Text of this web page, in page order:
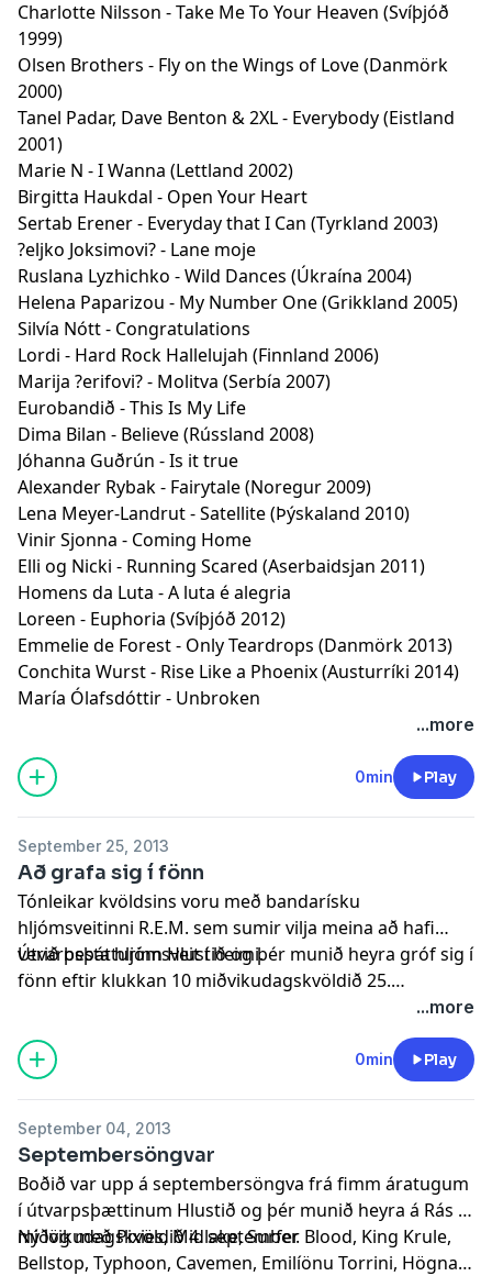
Charlotte Nilsson - Take Me To Your Heaven (Svíþjóð
1999)
Olsen Brothers - Fly on the Wings of Love (Danmörk
2000)
Tanel Padar, Dave Benton & 2XL - Everybody (Eistland
2001)
Marie N - I Wanna (Lettland 2002)
Birgitta Haukdal - Open Your Heart
Sertab Erener - Everyday that I Can (Tyrkland 2003)
?eljko Joksimovi? - Lane moje
Ruslana Lyzhichko - Wild Dances (Úkraína 2004)
Helena Paparizou - My Number One (Grikkland 2005)
Silvía Nótt - Congratulations
Lordi - Hard Rock Hallelujah (Finnland 2006)
Marija ?erifovi? - Molitva (Serbía 2007)
Eurobandið - This Is My Life
Dima Bilan - Believe (Rússland 2008)
Jóhanna Guðrún - Is it true
Alexander Rybak - Fairytale (Noregur 2009)
Lena Meyer-Landrut - Satellite (Þýskaland 2010)
Vinir Sjonna - Coming Home
Elli og Nicki - Running Scared (Aserbaidsjan 2011)
Homens da Luta - A luta é alegria
Loreen - Euphoria (Svíþjóð 2012)
Emmelie de Forest - Only Teardrops (Danmörk 2013)
Conchita Wurst - Rise Like a Phoenix (Austurríki 2014)
María Ólafsdóttir - Unbroken
...more
0min Play
September 25, 2013
Að grafa sig í fönn
Tónleikar kvöldsins voru með bandarísku
hljómsveitinni R.E.M. sem sumir vilja meina að hafi
verið besta hljómsveit í heimi.
Útvarpsþátturinn Hlustið og þér munið heyra gróf sig í
fönn eftir klukkan 10 miðvikudagskvöldið 25.
september þegar síðasti þátturinn í bili söng sitt
síðasta. Á lokasprettinum var þó boðið upp á eðaltóna
að vanda. Glæný og/eða nýleg lög með Leaves,
Foxygen, Sting, Ex-Cops, Snorra Helgasyni, Parquet
Berndsen og Geira Sæm fóru í loftið. Koverlagið var
eftir Peter Gabriel, vínylplata vikunnar heitir The
Queen Is Dead, áratugafimman innihélt eftirminnilega
dúetta og danska lagið, veraldarvefurinn og tónlist frá
fjarlægum heimshluta voru líka á sínum stað.
...more
0min Play
September 04, 2013
Septembersöngvar
Boðið var upp á septembersöngva frá fimm áratugum
í útvarpsþættinum Hlustið og þér munið heyra á Rás 2
miðvikudagskvöldið 4. september.
Ný lög með Pixies, Midlake, Surfer Blood, King Krule,
Bellstop, Typhoon, Cavemen, Emilíönu Torrini, Högna